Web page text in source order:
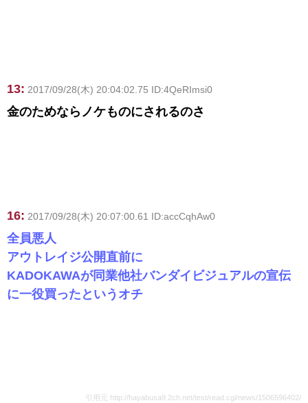
13: 2017/09/28(木) 20:04:02.75 ID:4QeRImsi0
金のためならノケものにされるのさ
16: 2017/09/28(木) 20:07:00.61 ID:accCqhAw0
全員悪人
アウトレイジ公開直前に
KADOKAWAが同業他社バンダイビジュアルの宣伝
に一役買ったというオチ
引用元 http://hayabusa9.2ch.net/test/read.cgi/news/1506596402/